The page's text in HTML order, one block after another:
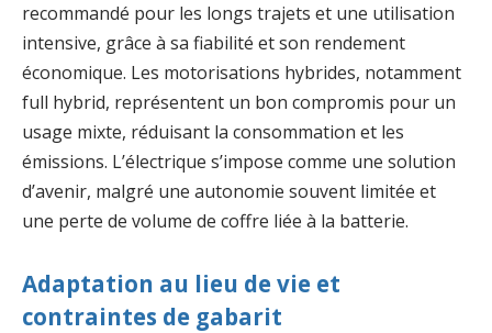
recommandé pour les longs trajets et une utilisation
intensive, grâce à sa fiabilité et son rendement
économique. Les motorisations hybrides, notamment
full hybrid, représentent un bon compromis pour un
usage mixte, réduisant la consommation et les
émissions. L’électrique s’impose comme une solution
d’avenir, malgré une autonomie souvent limitée et
une perte de volume de coffre liée à la batterie.
Adaptation au lieu de vie et
contraintes de gabarit